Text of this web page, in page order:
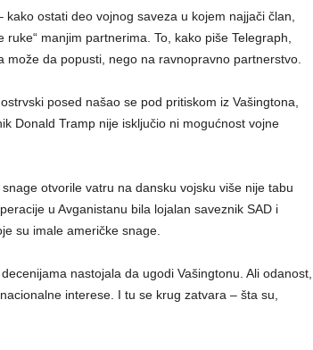
ostati deo vojnog saveza u kojem najjači član,
manjim partnerima. To, kako piše Telegraph,
da popusti, nego na ravnopravno partnerstvo.
posed našao se pod pritiskom iz Vašingtona,
Donald Tramp nije isključio ni mogućnost vojne
otvorile vatru na dansku vojsku više nije tabu
u Avganistanu bila lojalan saveznik SAD i
su imale američke snage.
nastojala da ugodi Vašingtonu. Ali odanost,
interese. I tu se krug zatvara – šta su,